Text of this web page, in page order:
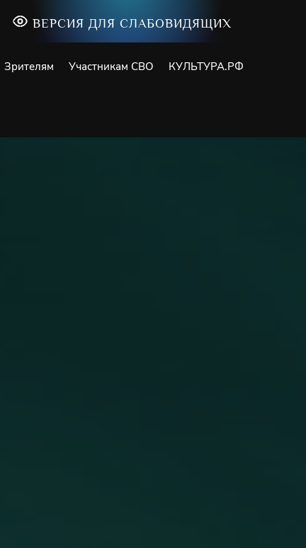
ВЕРСИЯ ДЛЯ СЛАБОВИДЯЩИХ
Зрителям Участникам СВО КУЛЬТУРА.РФ